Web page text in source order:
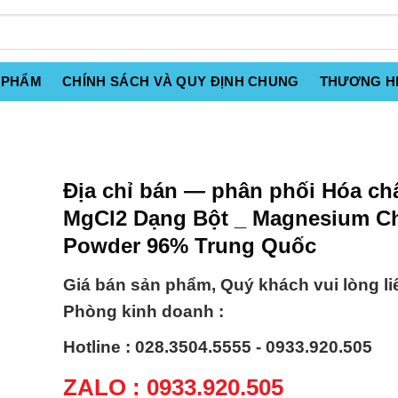
CHÍNH SÁCH VÀ QUY ĐỊNH CHUNG THƯƠNG
Địa chỉ bán — phân phối Hóa
MgCl2 Dạng Bột _ Magnesium
Powder 96% Trung Quốc
Giá bán sản phẩm, Quý khách vui lòng
Phòng kinh doanh :
Hotline : 028.3504.5555 - 0933.920.505
ZALO : 0933.920.505